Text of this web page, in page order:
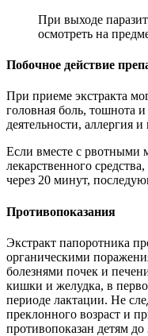
При выходе
осмотреть на
Побочное действие
При приеме экстракта
головная боль, тошнота
деятельности, аллергия
Если вместе с рвотными
лекарственного
через 20 минут,
Противопоказания
Экстракт папоротника
органическими
болезнями почек и
кишки и желудка, в
периоде лактации. Не
преклонного возраст и
противопоказан детям до